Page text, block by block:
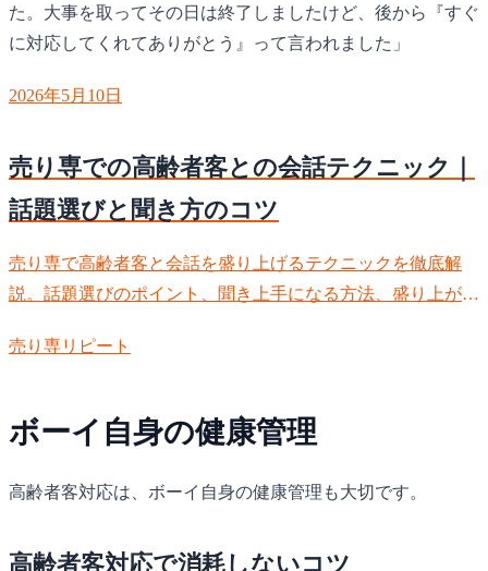
た。大事を取ってその日は終了しましたけど、後から『すぐ
に対応してくれてありがとう』って言われました」
2026年5月10日
売り専での高齢者客との会話テクニック｜
話題選びと聞き方のコツ
売り専で高齢者客と会話を盛り上げるテクニックを徹底解
説。話題選びのポイント、聞き上手になる方法、盛り上がる
る方が多く、会話力がリピート率を左右します。実践的な会
売り専リピート
ボーイ自身の健康管理
高齢者客対応は、ボーイ自身の健康管理も大切です。
高齢者客対応で消耗しないコツ